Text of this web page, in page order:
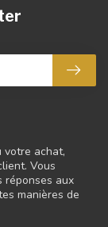
votre achat,
Vous
réponses aux
manières de